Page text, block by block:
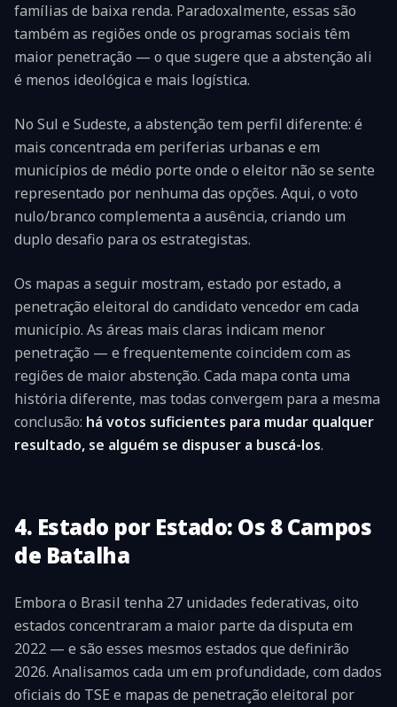
famílias de baixa renda. Paradoxalmente, essas são
também as regiões onde os programas sociais têm
maior penetração — o que sugere que a abstenção ali
é menos ideológica e mais logística.
No Sul e Sudeste, a abstenção tem perfil diferente: é
mais concentrada em periferias urbanas e em
municípios de médio porte onde o eleitor não se sente
representado por nenhuma das opções. Aqui, o voto
nulo/branco complementa a ausência, criando um
duplo desafio para os estrategistas.
Os mapas a seguir mostram, estado por estado, a
penetração eleitoral do candidato vencedor em cada
município. As áreas mais claras indicam menor
penetração — e frequentemente coincidem com as
regiões de maior abstenção. Cada mapa conta uma
história diferente, mas todas convergem para a mesma
conclusão: há votos suficientes para mudar qualquer
resultado, se alguém se dispuser a buscá-los.
4. Estado por Estado: Os 8 Campos
de Batalha
Embora o Brasil tenha 27 unidades federativas, oito
estados concentraram a maior parte da disputa em
2022 — e são esses mesmos estados que definirão
2026. Analisamos cada um em profundidade, com dados
oficiais do TSE e mapas de penetração eleitoral por